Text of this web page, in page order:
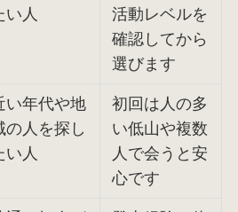
い人
活動レベルを
確認してから
選びます
い年代や地
の人を探し
い人
初回は人の多
い低山や複数
人で会うと安
心です